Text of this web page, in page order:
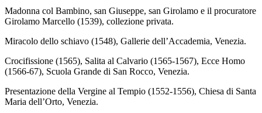
Madonna col Bambino, san Giuseppe, san Girolamo e il procuratore
Girolamo Marcello (1539), collezione privata.​
Miracolo dello schiavo (1548), Gallerie dell’Accademia, Venezia.
Crocifissione (1565), Salita al Calvario (1565-1567), Ecce Homo
(1566-67), Scuola Grande di San Rocco, Venezia.
Presentazione della Vergine al Tempio (1552-1556), Chiesa di Santa
Maria dell’Orto, Venezia.